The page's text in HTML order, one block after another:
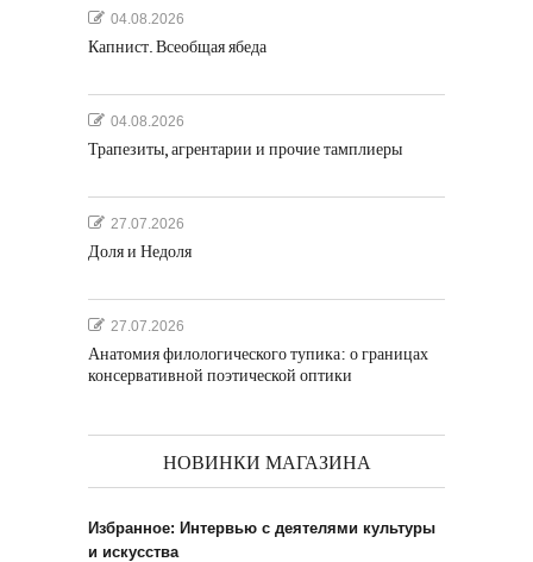
04.08.2026
Капнист. Всеобщая ябеда
04.08.2026
Трапезиты, агрентарии и прочие тамплиеры
27.07.2026
Доля и Недоля
27.07.2026
Анатомия филологического тупика: о границах
консервативной поэтической оптики
НОВИНКИ МАГАЗИНА
Избранное: Интервью с деятелями культуры
и искусства